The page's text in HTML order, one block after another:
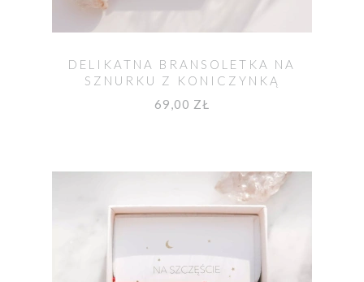
DELIKATNA BRANSOLETKA NA
SZNURKU Z KONICZYNKĄ
69,00 ZŁ